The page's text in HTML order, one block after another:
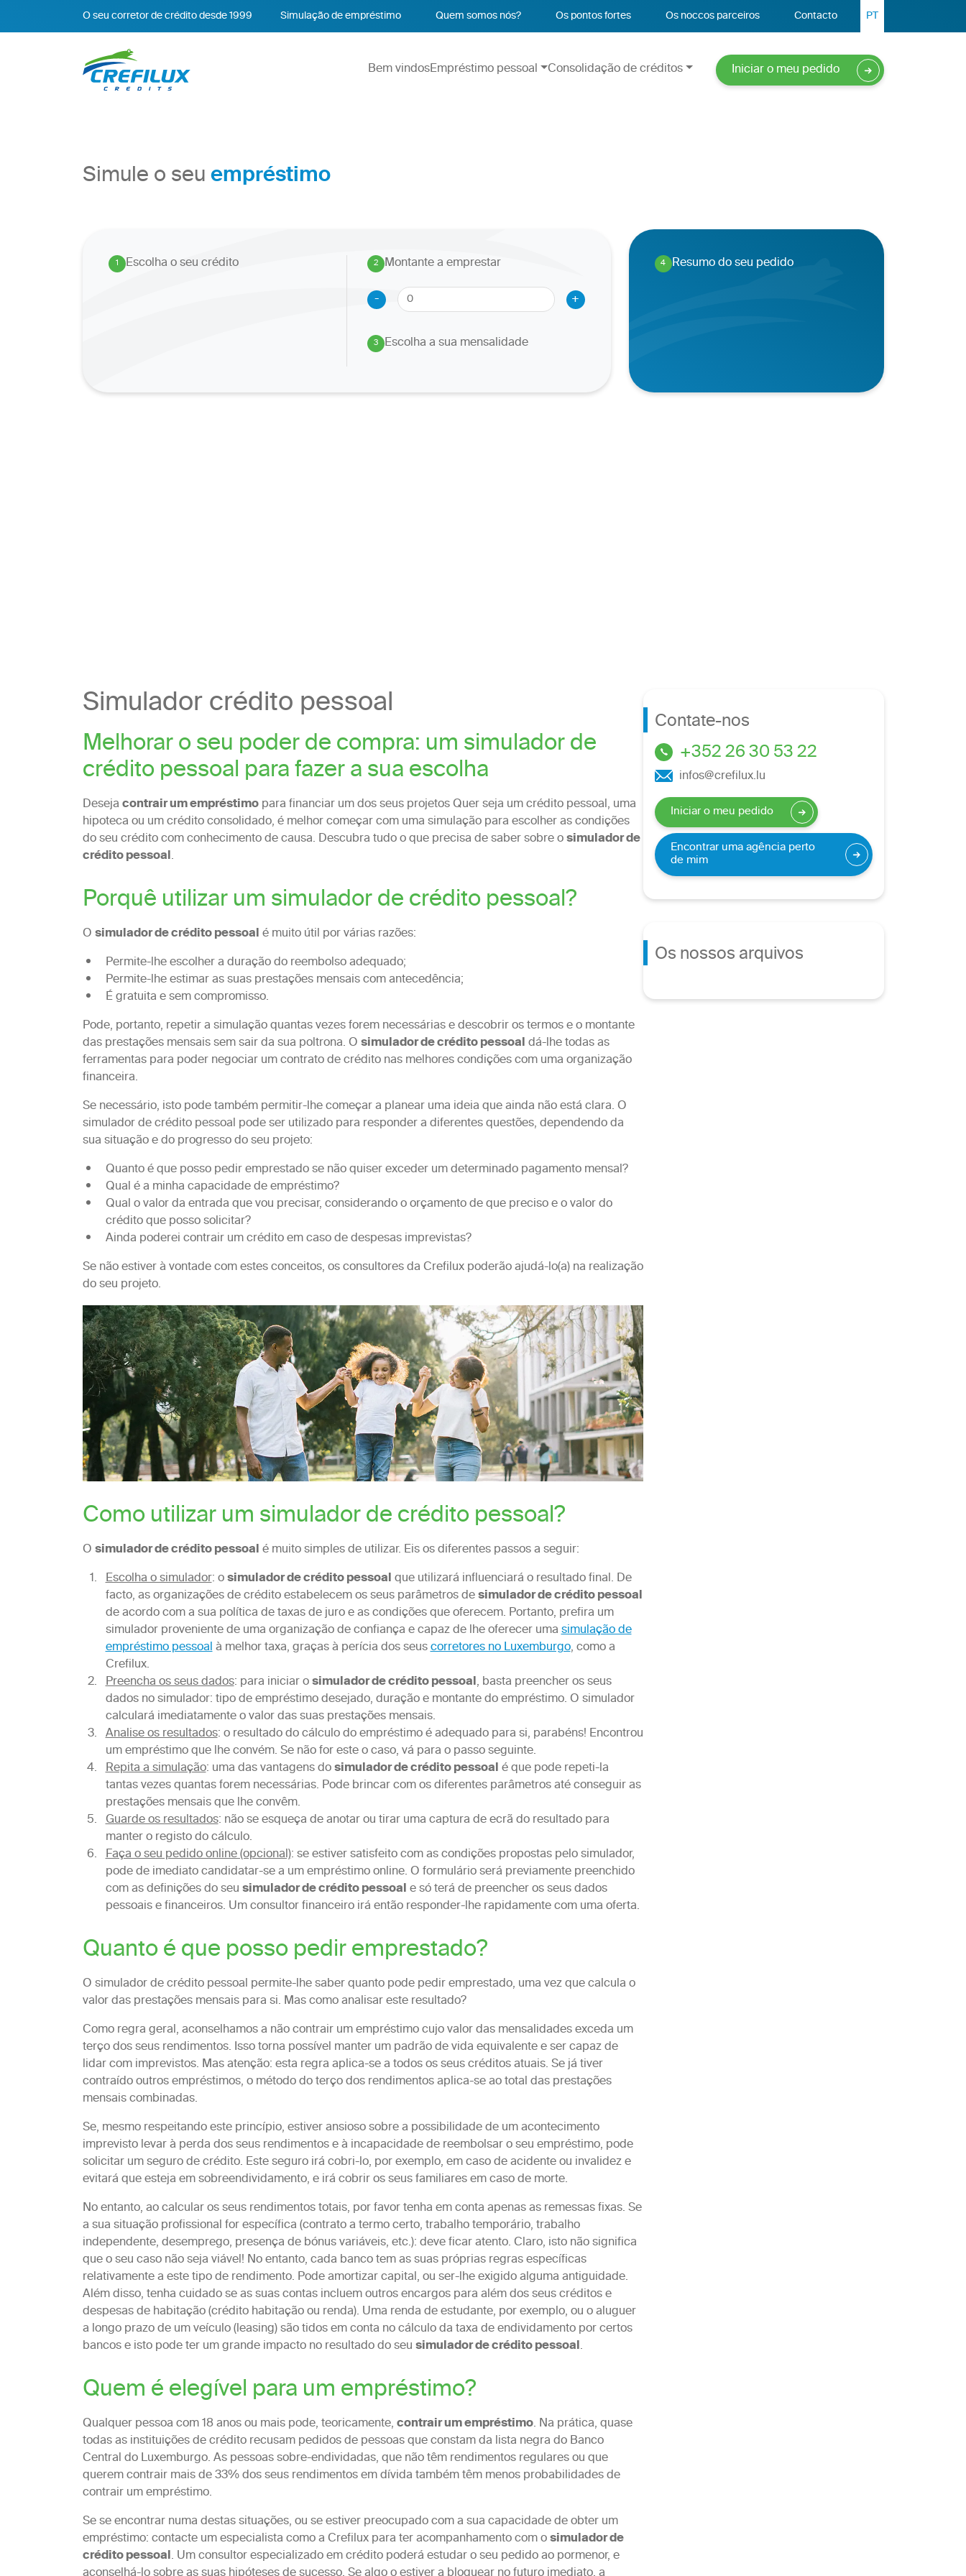
O seu corretor de crédito desde 1999 Simulação de empréstimo Quem somos nós? Os pontos fortes Os noccos parceiros Contacto PT
Bem vindosEmpréstimo pessoal Consolidação de créditos Iniciar o meu pedido
Simule o seuempréstimo
1. Escolha o seu crédito 2
.
Montante a emprestar
-
+
3
. Escolha a sua mensalidade
4
. Resumo do seu pedido
Simulador crédito pessoal
Melhorar o seu poder de compra: um simulador de
crédito pessoal para fazer a sua escolha
Desejacontrair um empréstimopara financiar um dos seus projetos Quer seja um crédito pessoal, uma
hipoteca ou um crédito consolidado, é melhor começar com uma simulação para escolher as condições
do seu crédito com conhecimento de causa. Descubra tudo o que precisa de saber sobre osimulador de
crédito pessoal.
Porquê utilizar um simulador de crédito pessoal?
Osimulador de crédito pessoalé muito útil por várias razões:
Permite-lhe escolher a duração do reembolso adequado;
Permite-lhe estimar as suas prestações mensais com antecedência;
É gratuita e sem compromisso.
Pode, portanto, repetir a simulação quantas vezes forem necessárias e descobrir os termos e o montante
das prestações mensais sem sair da sua poltrona. Osimulador de crédito pessoaldá-lhe todas as
ferramentas para poder negociar um contrato de crédito nas melhores condições com uma organização
financeira.
Se necessário, isto pode também permitir-lhe começar a planear uma ideia que ainda não está clara. O
simulador de crédito pessoal pode ser utilizado para responder a diferentes questões, dependendo da
sua situação e do progresso do seu projeto:
Quanto é que posso pedir emprestado se não quiser exceder um determinado pagamento mensal?
Qual é a minha capacidade de empréstimo?
Qual o valor da entrada que vou precisar, considerando o orçamento de que preciso e o valor do
crédito que posso solicitar?
Ainda poderei contrair um crédito em caso de despesas imprevistas?
Se não estiver à vontade com estes conceitos, os consultores da Crefilux poderão ajudá-lo(a) na realização
do seu projeto.
Como utilizar um simulador de crédito pessoal?
Osimulador de crédito pessoalé muito simples de utilizar. Eis os diferentes passos a seguir:
Escolha o simulador: osimulador de crédito pessoalque utilizará influenciará o resultado final. De
facto, as organizações de crédito estabelecem os seus parâmetros desimulador de crédito pessoal
de acordo com a sua política de taxas de juro e as condições que oferecem. Portanto, prefira um
simulador proveniente de uma organização de confiança e capaz de lhe oferecer umasimulação de
empréstimo pessoalà melhor taxa, graças à perícia dos seuscorretores no Luxemburgo, como a
Crefilux.
Preencha os seus dados: para iniciar osimulador de crédito pessoal, basta preencher os seus
dados no simulador: tipo de empréstimo desejado, duração e montante do empréstimo. O simulador
calculará imediatamente o valor das suas prestações mensais.
Analise os resultados: o resultado do cálculo do empréstimo é adequado para si, parabéns! Encontrou
um empréstimo que lhe convém. Se não for este o caso, vá para o passo seguinte.
Repita a simulação: uma das vantagens dosimulador de crédito pessoalé que pode repeti-la
tantas vezes quantas forem necessárias. Pode brincar com os diferentes parâmetros até conseguir as
prestações mensais que lhe convêm.
Guarde os resultados: não se esqueça de anotar ou tirar uma captura de ecrã do resultado para
manter o registo do cálculo.
Faça o seu pedido online (opcional): se estiver satisfeito com as condições propostas pelo simulador,
pode de imediato candidatar-se a um empréstimo online. O formulário será previamente preenchido
com as definições do seusimulador de crédito pessoale só terá de preencher os seus dados
pessoais e financeiros. Um consultor financeiro irá então responder-lhe rapidamente com uma oferta.
Quanto é que posso pedir emprestado?
O simulador de crédito pessoal permite-lhe saber quanto pode pedir emprestado, uma vez que calcula o
valor das prestações mensais para si. Mas como analisar este resultado?
Como regra geral, aconselhamos a não contrair um empréstimo cujo valor das mensalidades exceda um
terço dos seus rendimentos. Isso torna possível manter um padrão de vida equivalente e ser capaz de
lidar com imprevistos. Mas atenção: esta regra aplica-se a todos os seus créditos atuais. Se já tiver
contraído outros empréstimos, o método do terço dos rendimentos aplica-se ao total das prestações
mensais combinadas.
Se, mesmo respeitando este princípio, estiver ansioso sobre a possibilidade de um acontecimento
imprevisto levar à perda dos seus rendimentos e à incapacidade de reembolsar o seu empréstimo, pode
solicitar um seguro de crédito. Este seguro irá cobri-lo, por exemplo, em caso de acidente ou invalidez e
evitará que esteja em sobreendividamento, e irá cobrir os seus familiares em caso de morte.
No entanto, ao calcular os seus rendimentos totais, por favor tenha em conta apenas as remessas fixas. Se
a sua situação profissional for específica (contrato a termo certo, trabalho temporário, trabalho
independente, desemprego, presença de bónus variáveis, etc.): deve ficar atento. Claro, isto não significa
que o seu caso não seja viável! No entanto, cada banco tem as suas próprias regras específicas
relativamente a este tipo de rendimento. Pode amortizar capital, ou ser-lhe exigido alguma antiguidade.
Além disso, tenha cuidado se as suas contas incluem outros encargos para além dos seus créditos e
despesas de habitação (crédito habitação ou renda). Uma renda de estudante, por exemplo, ou o aluguer
a longo prazo de um veículo (leasing) são tidos em conta no cálculo da taxa de endividamento por certos
bancos e isto pode ter um grande impacto no resultado do seusimulador de crédito pessoal.
Quem é elegível para um empréstimo?
Qualquer pessoa com 18 anos ou mais pode, teoricamente,contrair um empréstimo. Na prática, quase
todas as instituições de crédito recusam pedidos de pessoas que constam da lista negra do Banco
Central do Luxemburgo. As pessoas sobre-endividadas, que não têm rendimentos regulares ou que
querem contrair mais de 33% dos seus rendimentos em dívida também têm menos probabilidades de
contrair um empréstimo.
Se se encontrar numa destas situações, ou se estiver preocupado com a sua capacidade de obter um
empréstimo: contacte um especialista como a Crefilux para ter acompanhamento com osimulador de
crédito pessoal. Um consultor especializado em crédito poderá estudar o seu pedido ao pormenor, e
Contate-nos
+352 26 30 53 22
infos@crefilux.lu
Iniciar o meu pedido
Encontrar uma agência perto
de mim
Os nossos arquivos